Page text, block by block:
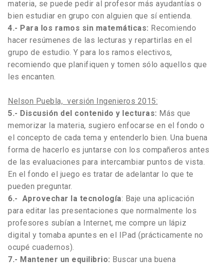
materia, se puede pedir al profesor más ayudantías o
bien estudiar en grupo con alguien que sí entienda.
4.- Para los ramos sin matemáticas: Recomiendo
hacer resúmenes de las lecturas y repartirlas en el
grupo de estudio. Y para los ramos electivos,
recomiendo que planifiquen y tomen sólo aquellos que
les encanten.
Nelson Puebla, versión Ingenieros 2015:
5.- Discusión del contenido y lecturas: Más que
memorizar la materia, sugiero enfocarse en el fondo o
el concepto de cada tema y entenderlo bien. Una buena
forma de hacerlo es juntarse con los compañeros antes
de las evaluaciones para intercambiar puntos de vista.
En el fondo el juego es tratar de adelantar lo que te
pueden preguntar.
6.- Aprovechar la tecnología: Baje una aplicación
para editar las presentaciones que normalmente los
profesores subían a Internet, me compre un lápiz
digital y tomaba apuntes en el IPad (prácticamente no
ocupé cuadernos).
7.- Mantener un equilibrio: Buscar una buena